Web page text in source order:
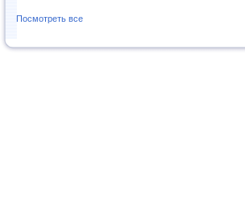
Посмотреть все